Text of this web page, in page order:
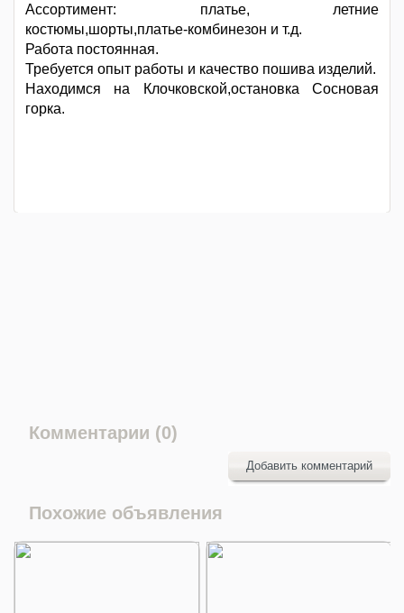
Ассортимент: платье, летние
костюмы,шорты,платье-комбинезон и т.д.
Работа постоянная.
Требуется опыт работы и качество пошива изделий.
Находимся на Клочковской,остановка Сосновая
горка.
Комментарии (0)
Добавить комментарий
Похожие объявления